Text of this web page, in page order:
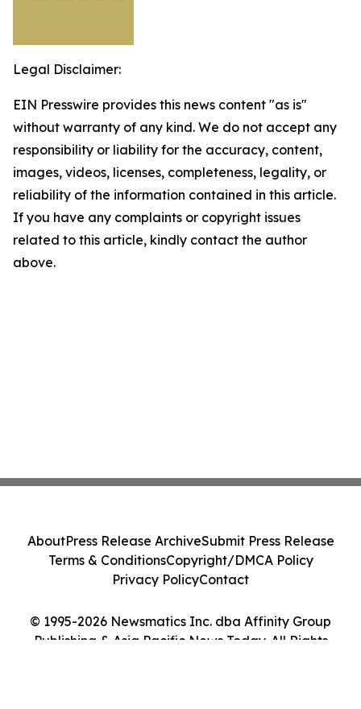
Legal Disclaimer:
EIN Presswire provides this news content "as is"
without warranty of any kind. We do not accept any
responsibility or liability for the accuracy, content,
images, videos, licenses, completeness, legality, or
reliability of the information contained in this article.
If you have any complaints or copyright issues
related to this article, kindly contact the author
above.
© 1995-2026 Newsmatics Inc. dba Affinity Group
Publishing & Asia Pacific News Today. All Rights
AboutPress Release ArchiveSubmit Press Release
Terms & ConditionsCopyright/DMCA Policy
Privacy PolicyContact